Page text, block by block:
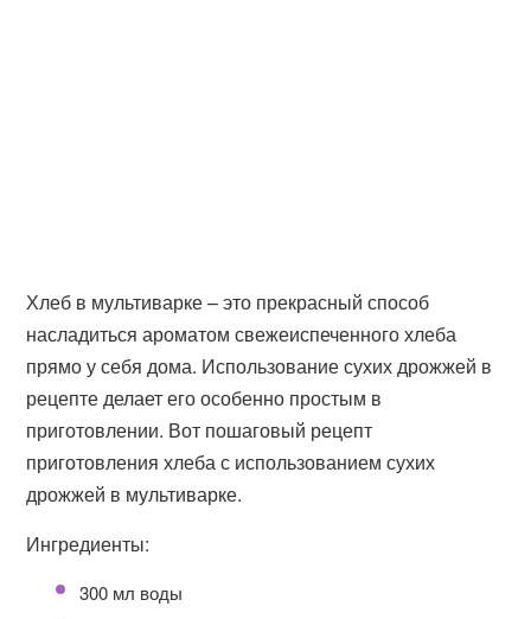
Хлеб в мультиварке – это прекрасный способ
насладиться ароматом свежеиспеченного хлеба
прямо у себя дома. Использование сухих дрожжей в
рецепте делает его особенно простым в
приготовлении. Вот пошаговый рецепт
приготовления хлеба с использованием сухих
дрожжей в мультиварке.
Ингредиенты:
300 мл воды